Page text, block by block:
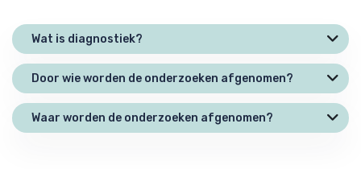
Wat is diagnostiek?
Door wie worden de onderzoeken afgenomen?
Waar worden de onderzoeken afgenomen?